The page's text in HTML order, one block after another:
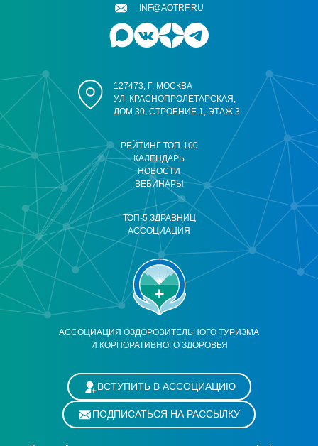
АССОЦИАЦИЯ ОЗДОРОВИТЕЛЬНОГО ТУРИЗМА
И КОРПОРАТИВНОГО ЗДОРОВЬЯ
РЕЙТИНГ ТОП-100
КАЛЕНДАРЬ
НОВОСТИ
ВЕБИНАРЫ
ТОП-5 ЗДРАВНИЦ
АССОЦИАЦИЯ
127473, Г. МОСКВА
УЛ. КРАСНОПРОЛЕТАРСКАЯ,
ДОМ 30, СТРОЕНИЕ 1, ЭТАЖ 3
INF@AOTRF.RU
ВСТУПИТЬ В АССОЦИАЦИЮ
ПОДПИСАТЬСЯ НА РАССЫЛКУ